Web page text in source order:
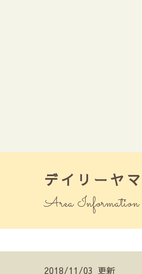
デイリーヤ
Area
2018/11/03 更新